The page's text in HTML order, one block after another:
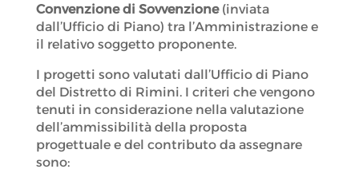
Convenzione di Sovvenzione(inviata
dall’Ufficio di Piano) tra l’Amministrazione e
il relativo soggetto proponente.
I progetti sono valutati dall’Ufficio di Piano
del Distretto di Rimini. I criteri che vengono
tenuti in considerazione nella valutazione
dell’ammissibilità della proposta
progettuale e del contributo da assegnare
sono: